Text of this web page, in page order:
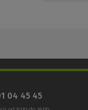
04 45 45